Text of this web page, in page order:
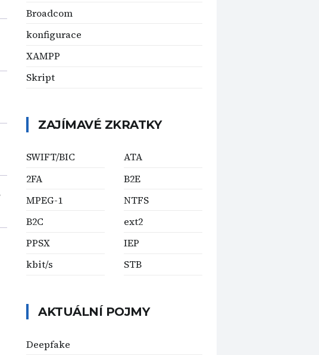
Broadcom
konfigurace
XAMPP
Skript
ZAJÍMAVÉ ZKRATKY
SWIFT/BIC
2FA
MPEG-1
B2C
PPSX
kbit/s
ATA
B2E
NTFS
ext2
IEP
STB
AKTUÁLNÍ POJMY
Deepfake